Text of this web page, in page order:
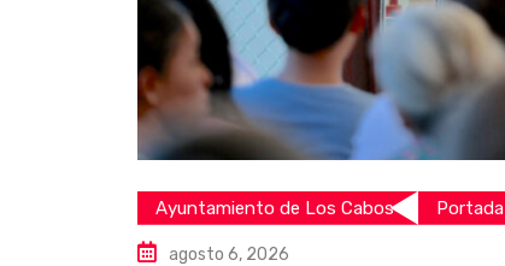
Ayuntamiento de Los Cabos Portada
agosto 6, 2026